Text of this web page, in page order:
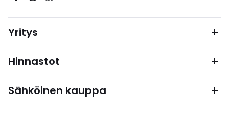
Yritys
Hinnastot
Sähköinen kauppa